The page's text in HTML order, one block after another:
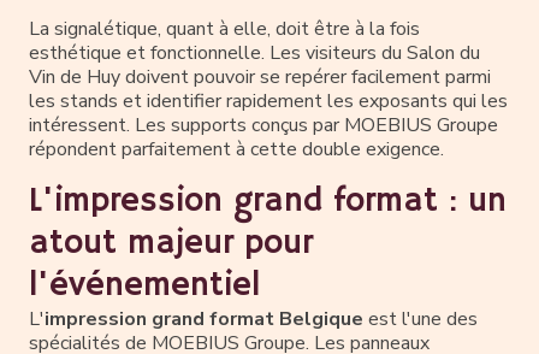
La signalétique, quant à elle, doit être à la fois
esthétique et fonctionnelle. Les visiteurs du Salon du
Vin de Huy doivent pouvoir se repérer facilement parmi
les stands et identifier rapidement les exposants qui les
intéressent. Les supports conçus par MOEBIUS Groupe
répondent parfaitement à cette double exigence.
L'impression grand format : un
atout majeur pour
l'événementiel
L'impression grand format Belgique est l'une des
spécialités de MOEBIUS Groupe. Les panneaux